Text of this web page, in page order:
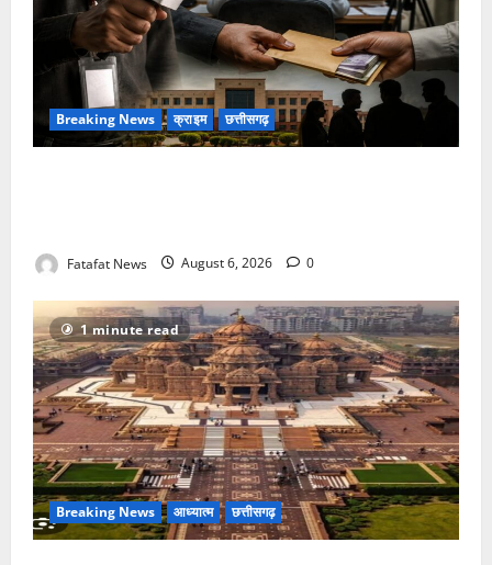
Breaking News क्राइम छत्तीसगढ़
Fatafat News August 6, 2026 0
1 minute read
Breaking News आध्यात्म छत्तीसगढ़